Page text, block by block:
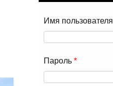
Имя пользователя
Пароль *